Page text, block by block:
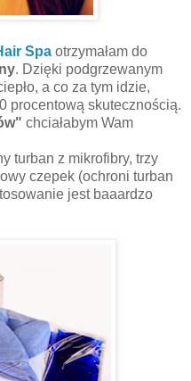
Spa otrzymałam do
. Dzięki podgrzewanym
a co za tym idzie,
procentową skutecznością.
chciałabym Wam
turban z mikrofibry, trzy
czepek (ochroni turban
jest baaardzo